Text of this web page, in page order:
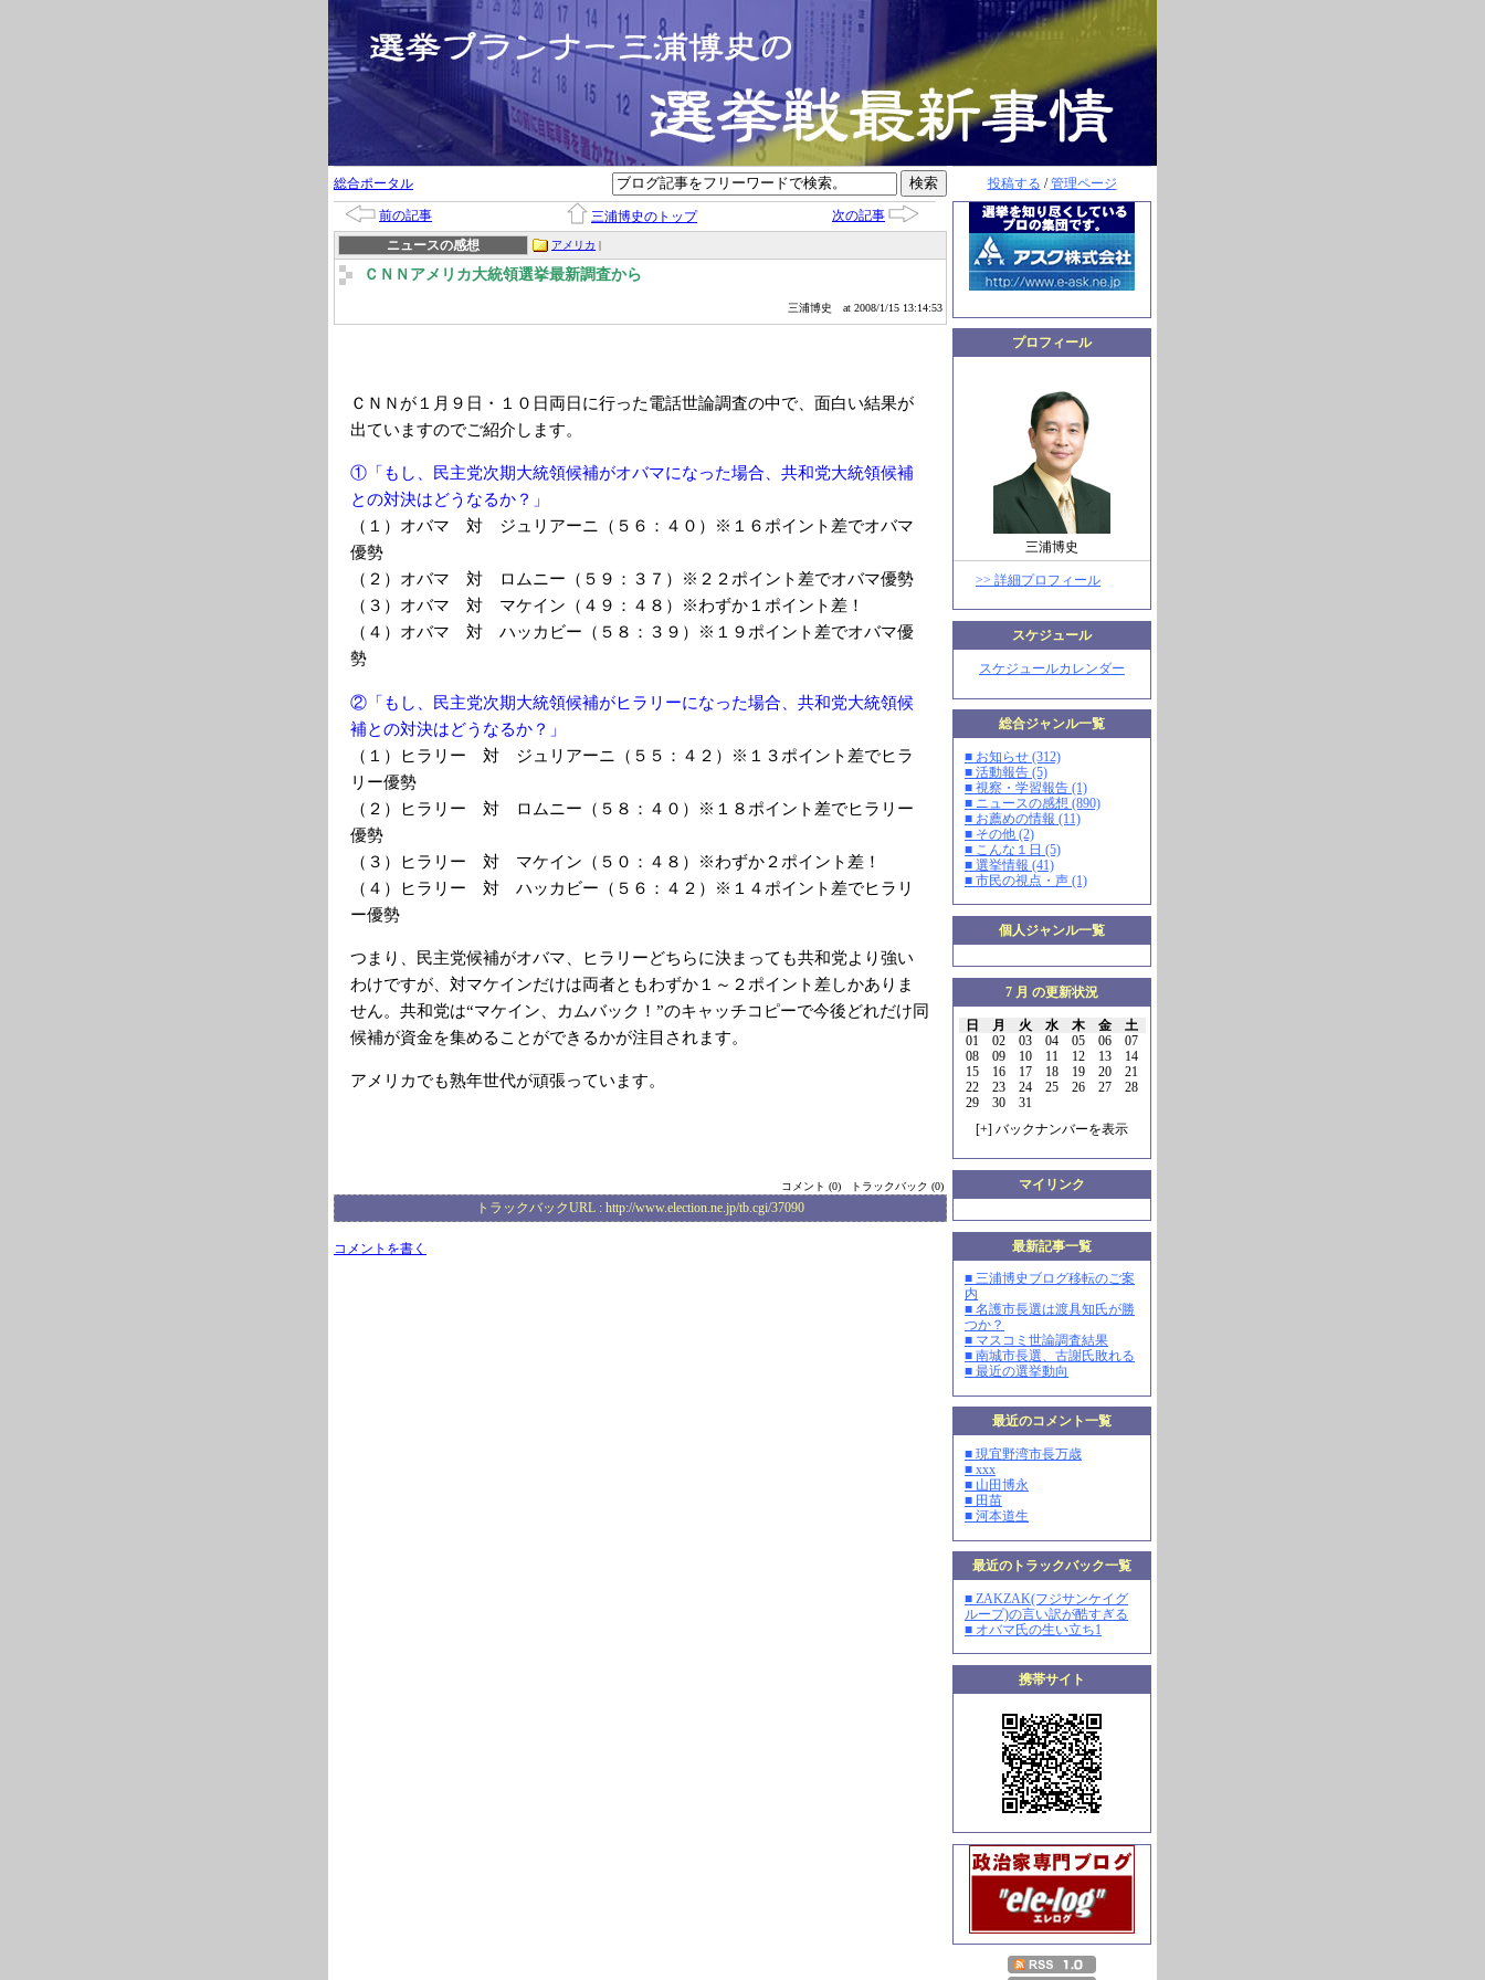
投稿する /管理ページ
プロフィール
三浦博史
>> 詳細プロフィール
スケジュール
スケジュールカレンダー
総合ジャンル一覧
■ お知らせ (312)
■ 活動報告 (5)
■ 視察・学習報告 (1)
■ ニュースの感想 (890)
■ お薦めの情報 (11)
■ その他 (2)
■ こんな１日 (5)
■ 選挙情報 (41)
■ 市民の視点・声 (1)
個人ジャンル一覧
7 月 の更新状況
日 月 火 水 木 金
土
01
02 03 04 05 06
07
08
09 10 11 12 13
14
15
16 17 18 19 20
21
22
23 24 25 26 27
28
29
30
31
[+] バックナンバーを表示
マイリンク
最新記事一覧
■ 三浦博史ブログ移転のご案
内
■ 名護市長選は渡具知氏が勝
つか？
■ マスコミ世論調査結果
■ 南城市長選、古謝氏敗れる
■ 最近の選挙動向
最近のコメント一覧
■ 現宜野湾市長万歳
■ xxx
■ 山田博永
■ 田苗
■ 河本道生
最近のトラックバック一覧
■ ZAKZAK(フジサンケイグ
ループ)の言い訳が酷すぎる
■ オバマ氏の生い立ち1
携帯サイト
総合ポータル
前の記事 三浦博史のトップ
次の記事
ニュースの感想
アメリカ |
ＣＮＮアメリカ大統領選挙最新調査から
三浦博史 at 2008/1/15 13:14:53
ＣＮＮが１月９日・１０日両日に行った電話世論調査の中で、面白い結果が
出ていますのでご紹介します。
①「もし、民主党次期大統領候補がオバマになった場合、共和党大統領候補
との対決はどうなるか？」
（１）オバマ 対 ジュリアーニ（５６：４０）※１６ポイント差でオバマ
優勢
（２）オバマ 対 ロムニー（５９：３７）※２２ポイント差でオバマ優勢
（３）オバマ 対 マケイン（４９：４８）※わずか１ポイント差！
（４）オバマ 対 ハッカビー（５８：３９）※１９ポイント差でオバマ優
勢
②「もし、民主党次期大統領候補がヒラリーになった場合、共和党大統領候
補との対決はどうなるか？」
（１）ヒラリー 対 ジュリアーニ（５５：４２）※１３ポイント差でヒラ
リー優勢
（２）ヒラリー 対 ロムニー（５８：４０）※１８ポイント差でヒラリー
優勢
（３）ヒラリー 対 マケイン（５０：４８）※わずか２ポイント差！
（４）ヒラリー 対 ハッカビー（５６：４２）※１４ポイント差でヒラリ
ー優勢
つまり、民主党候補がオバマ、ヒラリーどちらに決まっても共和党より強い
わけですが、対マケインだけは両者ともわずか１～２ポイント差しかありま
せん。共和党は“マケイン、カムバック！”のキャッチコピーで今後どれだけ同
候補が資金を集めることができるかが注目されます。
アメリカでも熟年世代が頑張っています。
コメント (0) トラックバック (0)
トラックバックURL : http://www.election.ne.jp/tb.cgi/37090
コメントを書く